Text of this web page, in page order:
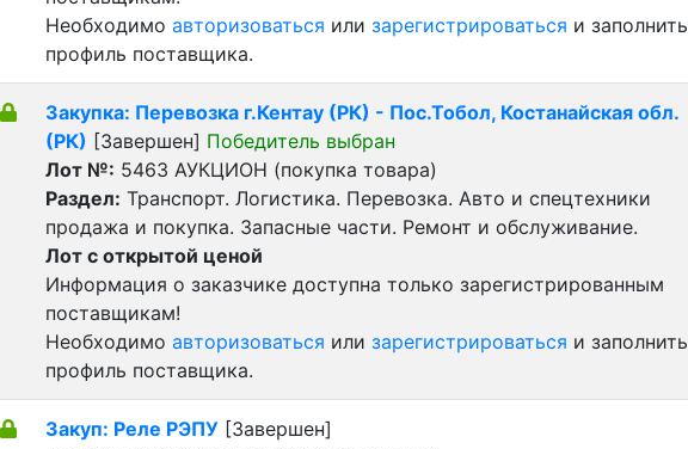
Необходимо авторизоваться или зарегистрироваться и заполнить
профиль поставщика.
Закупка: Перевозка г.Кентау (РК) - Пос.Тобол, Костанайская обл.
(РК) [Завершен] Победитель выбран
Лот №: 5463 АУКЦИОН (покупка товара)
Раздел: Транспорт. Логистика. Перевозка. Авто и спецтехники
продажа и покупка. Запасные части. Ремонт и обслуживание.
Лот с открытой ценой
Информация о заказчике доступна только зарегистрированным
поставщикам!
Необходимо авторизоваться или зарегистрироваться и заполнить
профиль поставщика.
Закуп: Реле РЭПУ [Завершен]